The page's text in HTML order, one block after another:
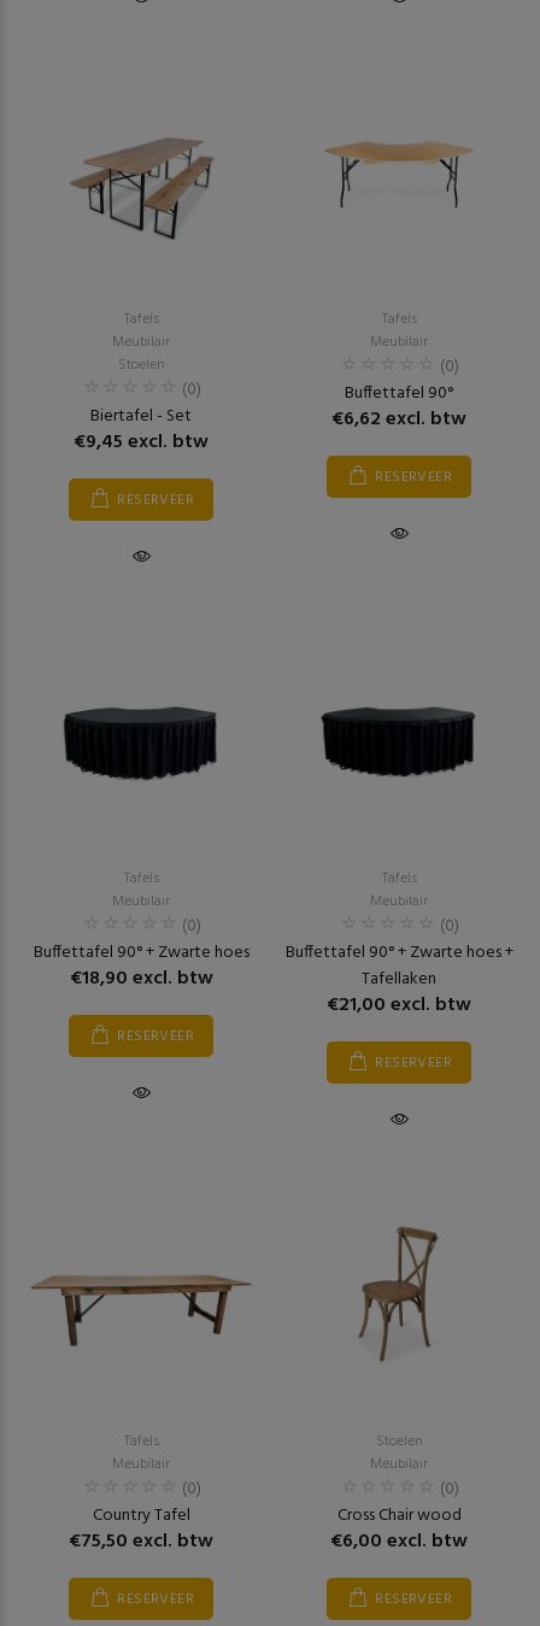
Tafels
Meubilair
Stoelen
(0)
Biertafel - Set
€9,45 excl. btw
RESERVEER
Tafels
Meubilair
(0)
Buffettafel 90°
€6,62 excl. btw
RESERVEER
Tafels
Meubilair
(0)
Buffettafel 90° + Zwarte hoes
€18,90 excl. btw
RESERVEER
Tafels
Meubilair
(0)
Buffettafel 90° + Zwarte hoes +
Tafellaken
€21,00 excl. btw
RESERVEER
Tafels
Meubilair
(0)
Country Tafel
€75,50 excl. btw
RESERVEER
Stoelen
Meubilair
(0)
Cross Chair wood
€6,00 excl. btw
RESERVEER